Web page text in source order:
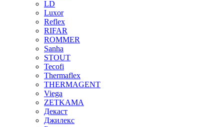
LD
Luxor
Reflex
RIFAR
ROMMER
Sanha
STOUT
Tecofi
Thermaflex
THERMAGENT
Viega
ZETKAMA
Декаст
Джилекс